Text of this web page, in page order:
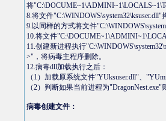
将
8.将文件
9.以同样的方式将文件
10.将文件
11.创建新进程执行
>"，将病毒主程序删除。
12.病毒dll加载执行之后：
（1）加载原系统文件"YUksuser.dll"、
（2）判断如果当前进程为
病毒创建文件：